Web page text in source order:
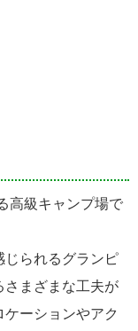
高級キャンプ場で
じられるグランピ
さまざまな工夫が
ーションやアク